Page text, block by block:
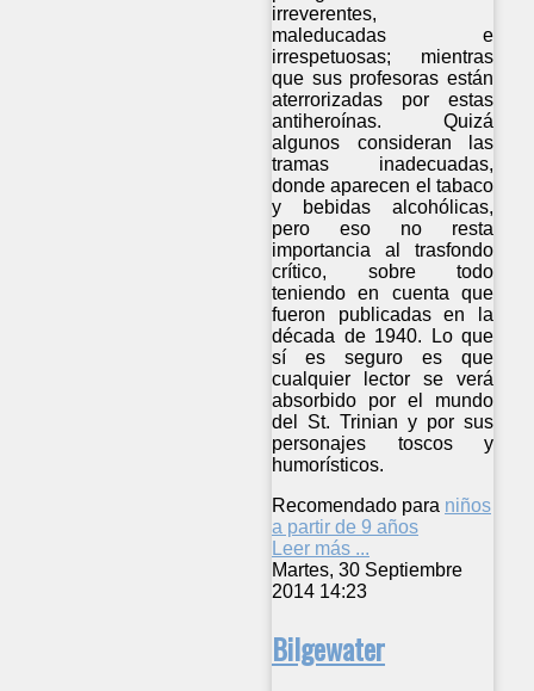
irreverentes,
maleducadas e
irrespetuosas; mientras
que sus profesoras están
aterrorizadas por estas
antiheroínas. Quizá
algunos consideran las
tramas inadecuadas,
donde aparecen el tabaco
y bebidas alcohólicas,
pero eso no resta
importancia al trasfondo
crítico, sobre todo
teniendo en cuenta que
fueron publicadas en la
década de 1940. Lo que
sí es seguro es que
cualquier lector se verá
absorbido por el mundo
del St. Trinian y por sus
personajes toscos y
humorísticos.
Recomendado para niños
a partir de 9 años
Leer más ...
Martes, 30 Septiembre
2014 14:23
Bilgewater